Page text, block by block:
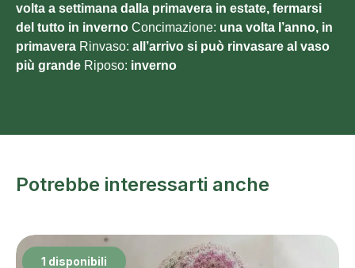
volta a settimana dalla primavera in estate, fermarsi
del tutto in inverno Concimazione: una volta l’anno, in
primavera Rinvaso: all’arrivo si può rinvasare al vaso
più grande Riposo: inverno
Potrebbe interessarti anche
1 disponibili